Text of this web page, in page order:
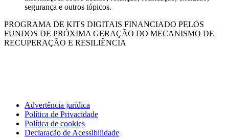
segurança e outros tópicos.
PROGRAMA DE KITS DIGITAIS FINANCIADO PELOS
FUNDOS DE PRÓXIMA GERAÇÃO DO MECANISMO DE
RECUPERAÇÃO E RESILIÊNCIA
Advertência jurídica
Política de Privacidade
Política de cookies
Declaração de Acessibilidade